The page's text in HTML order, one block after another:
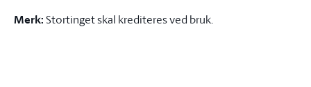
Merk:Stortinget skal krediteres ved bruk.